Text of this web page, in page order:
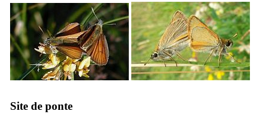
Site de ponte